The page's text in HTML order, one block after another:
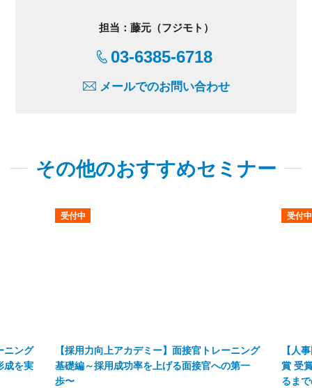
担当：藤元（フジモト）
03-6385-6718
メールでのお問い合わせ
その他のおすすめセミナー
ニング
成を実
受付中
【採用力向上アカデミー】面接官トレーニング
基礎編～採用成功率を上げる面接官への第一
歩〜
受付中
【人
賞 受
るま